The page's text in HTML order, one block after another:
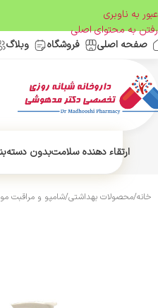
عبور به ناوبری
رفتن به محتوای اصلی
صفحه اصلی
فروشگاه وبلاگ
ارتقاء دهنده سلامتبدون
خانه/محصولات بهداشتی/شامپو و مراقبت مو